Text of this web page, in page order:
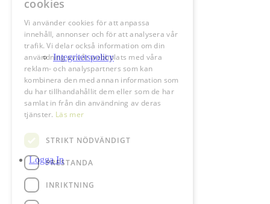
Integritetspolicy
Logga In
cookies
Vi använder cookies för att anpassa
innehåll, annonser och för att analysera vår
trafik. Vi delar också information om din
användning av vår webbplats med våra
reklam- och analyspartners som kan
kombinera den med annan information som
du har tillhandahållit dem eller som de har
samlat in från din användning av deras
tjänster. Läs mer
STRIKT NÖDVÄNDIGT
PRESTANDA
INRIKTNING